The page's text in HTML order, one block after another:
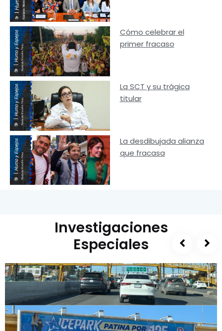
Cómo celebrar el
primer fracaso
La SCT y su trágica
titular
La desdibujada alianza
que fracasa
Investigaciones
Especiales